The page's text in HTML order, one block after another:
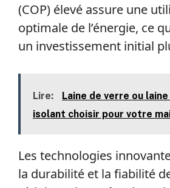
(COP) élevé assure une
optimale de l’énergie, ce
un investissement initial
Lire:
Laine de verre ou
isolant choisir pour votre
Les technologies
la durabilité et la fiabilité